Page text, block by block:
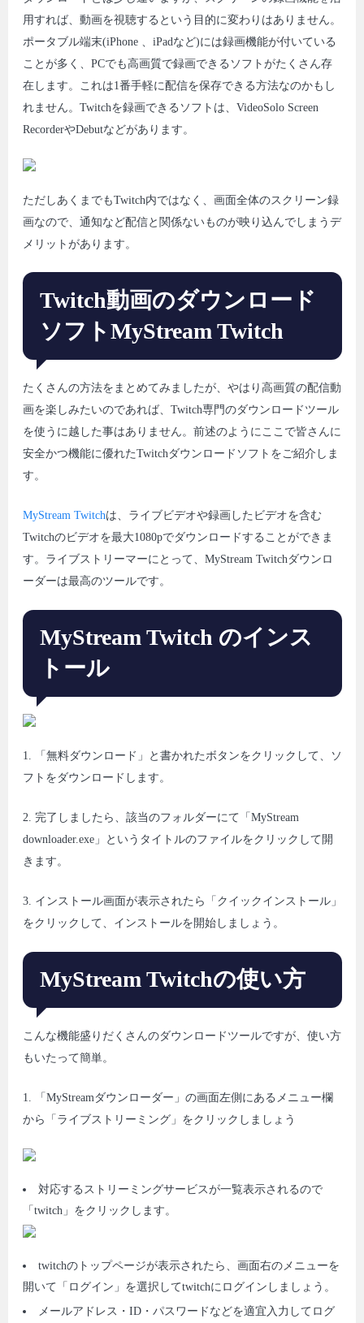
用すれば、動画を視聴するという目的に変わりはありません。
ポータブル端末(iPhone 、iPadなど)には録画機能が付いている
ことが多く、PCでも高画質で録画できるソフトがたくさん存
在します。これは1番手軽に配信を保存できる方法なのかもし
れません。Twitchを録画できるソフトは、VideoSolo Screen
RecorderやDebutなどがあります。
ただしあくまでもTwitch内ではなく、画面全体のスクリーン録
画なので、通知など配信と関係ないものが映り込んでしまうデ
メリットがあります。
Twitch動画のダウンロード
ソフトMyStream Twitch
たくさんの方法をまとめてみましたが、やはり高画質の配信動
画を楽しみたいのであれば、Twitch専門のダウンロードツール
を使うに越した事はありません。前述のようにここで皆さんに
安全かつ機能に優れたTwitchダウンロードソフトをご紹介しま
す。
MyStream Twitchは、ライブビデオや録画したビデオを含む
Twitchのビデオを最大1080pでダウンロードすることができま
す。ライブストリーマーにとって、MyStream Twitchダウンロ
ーダーは最高のツールです。
MyStream Twitch のインス
トール
1. 「無料ダウンロード」と書かれたボタンをクリックして、ソ
フトをダウンロードします。
2. 完了しましたら、該当のフォルダーにて「MyStream
downloader.exe」というタイトルのファイルをクリックして開
きます。
3. インストール画面が表示されたら「クイックインストール」
をクリックして、インストールを開始しましょう。
MyStream Twitchの使い方
こんな機能盛りだくさんのダウンロードツールですが、使い方
もいたって簡単。
1. 「MyStreamダウンローダー」の画面左側にあるメニュー欄
から「ライブストリーミング」をクリックしましょう
対応するストリーミングサービスが一覧表示されるので
「twitch」をクリックします。
twitchのトップページが表示されたら、画面右のメニューを
開いて「ログイン」を選択してtwitchにログインしましょう。
メールアドレス・ID・パスワードなどを適宜入力してログ